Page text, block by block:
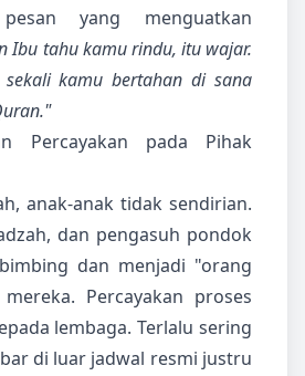
pesan yang menguatkan
Ibu tahu kamu rindu, itu wajar.
kamu bertahan di sana
Percayakan pada Pihak
anak-anak tidak sendirian.
dan pengasuh pondok
dan menjadi "orang
Percayakan proses
lembaga. Terlalu sering
di luar jadwal resmi justru